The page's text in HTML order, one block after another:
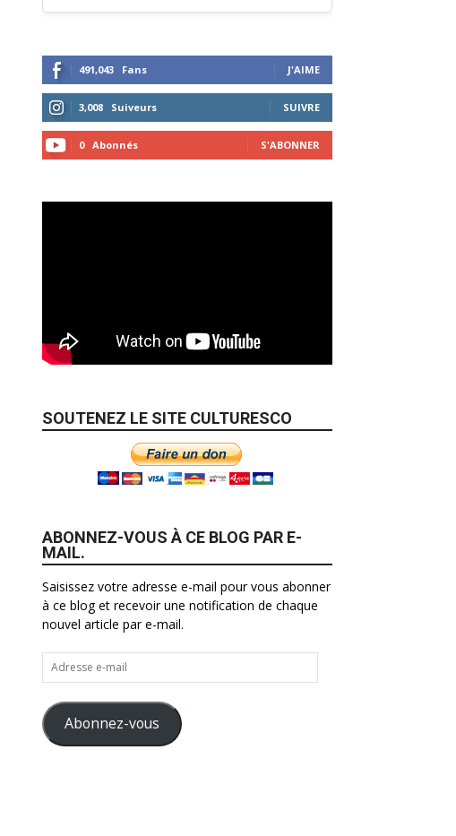
491,043 Fans J'AIME
3,008 Suiveurs SUIVRE
0 Abonnés S'ABONNER
SOUTENEZ LE SITE CULTURESCO
ABONNEZ-VOUS À CE BLOG PAR E-
MAIL.
Saisissez votre adresse e-mail pour vous abonner
à ce blog et recevoir une notification de chaque
nouvel article par e-mail.
Adresse
e-
mail
Abonnez-vous